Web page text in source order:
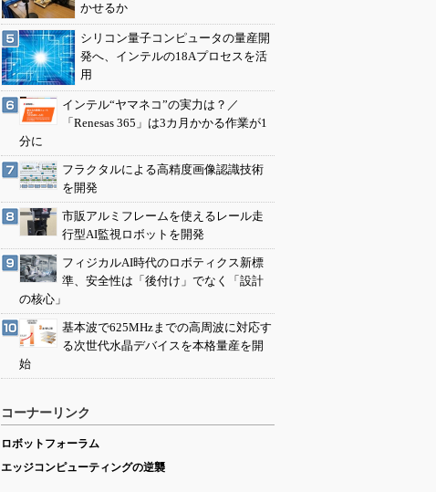
かせるか
シリコン量子コンピュータの量産開
発へ、インテルの18Aプロセスを活
用
インテル“ヤマネコ”の実力は？／
「Renesas 365」は3カ月かかる作業が1
分に
フラクタルによる高精度画像認識技術
を開発
市販アルミフレームを使えるレール走
行型AI監視ロボットを開発
フィジカルAI時代のロボティクス新標
準、安全性は「後付け」でなく「設計
の核心」
基本波で625MHzまでの高周波に対応す
る次世代水晶デバイスを本格量産を開
始
コーナーリンク
ロボットフォーラム
エッジコンピューティングの逆襲